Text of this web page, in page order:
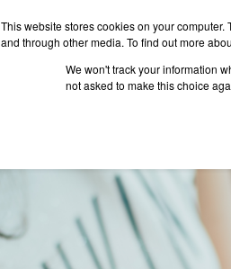
This website stores cookies on your
and through other media. To find out more
We won't track your information
not asked to make this choice
ประเทศ